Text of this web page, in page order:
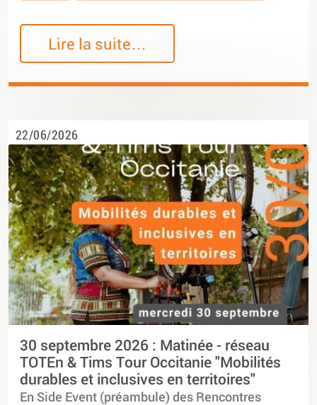
Lire la suite…
22/06/2026
30 septembre 2026 : Matinée - réseau
TOTEn & Tims Tour Occitanie "Mobilités
durables et inclusives en territoires"
En Side Event (préambule) des Rencontres